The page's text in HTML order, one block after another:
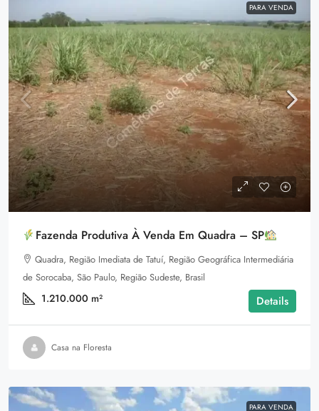
PARA VENDA
Fazenda Produtiva À Venda Em Quadra – SP
Quadra, Região Imediata de Tatuí, Região Geográfica Intermediária
de Sorocaba, São Paulo, Região Sudeste, Brasil
1.210.000 m² Details
Casa na Floresta
PARA VENDA